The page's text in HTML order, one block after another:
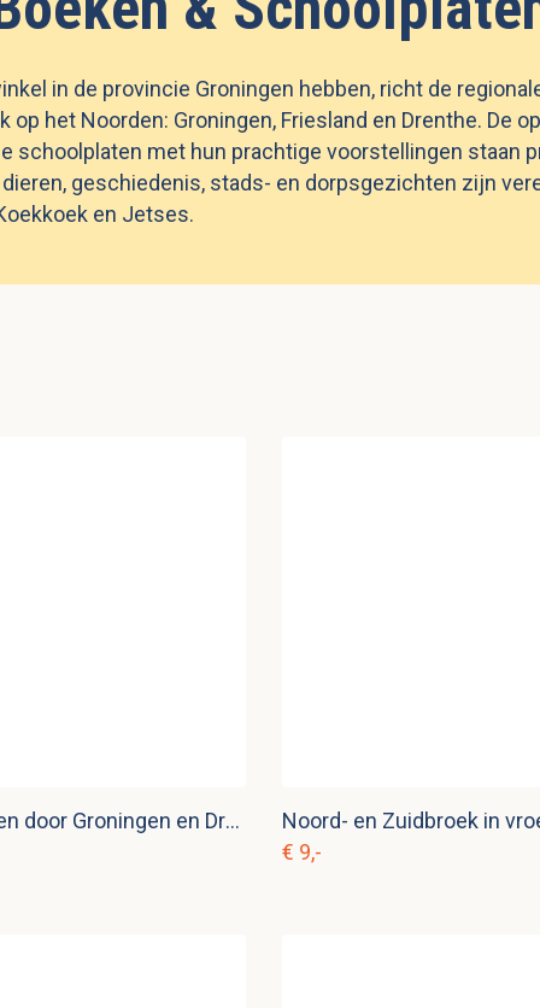
in de provincie Groningen hebben, richt de
op het Noorden: Groningen, Friesland en Drenthe. De
schoolplaten met hun prachtige voorstellingen staan
dieren, geschiedenis, stads- en dorpsgezichten zijn
en Jetses.
Wandelingen door Groningen en Drenthe
€ 9,-